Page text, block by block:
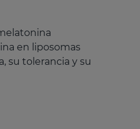
en liposomas
su tolerancia y su